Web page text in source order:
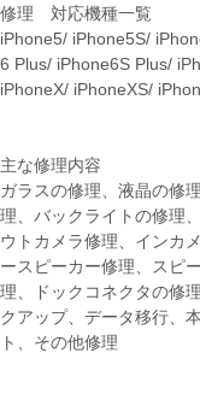
修理 対応機種一覧
iPhone5/ iPhone5S/
6 Plus/ iPhone6S Plus/
iPhoneX/ iPhoneXS/
主な修理内容
ガラスの修理、液晶の修
理、バックライトの修理
ウトカメラ修理、インカ
ースピーカー修理、スピ
理、ドックコネクタの修
クアップ、データ移行、
ト、その他修理